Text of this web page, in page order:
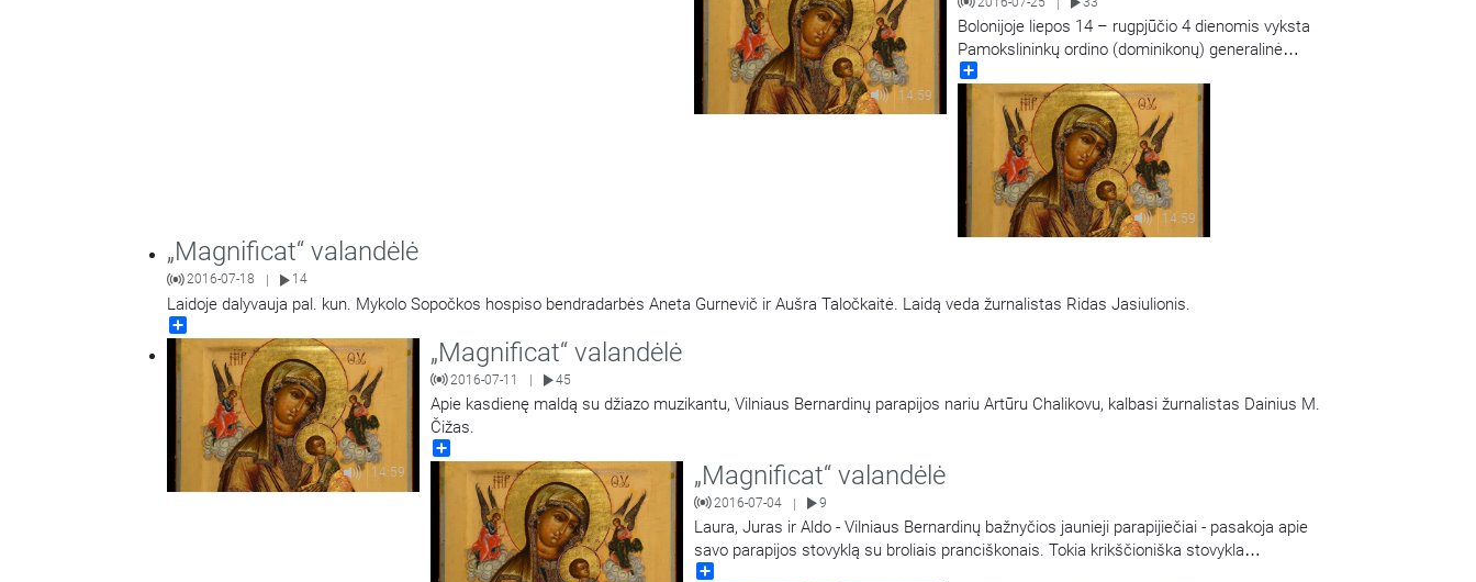
14:59
|
Bolonijoje liepos 14 – rugpjūčio 4 dienomis vyksta
Pamokslininkų ordino (dominikonų) generalinė
kapitula. Į ją susirinkę visame pasaulyje veikiančių
ordino provincijų…
14:59
„Magnificat“ valandėlė
2016-07-18 14
Laidoje dalyvauja pal. kun. Mykolo Sopočkos hospiso bendradarbės Aneta Gurnevič ir Aušra Taločkaitė. Laidą veda žurnalistas Ridas Jasiulionis.
14:59
„Magnificat“ valandėlė
2016-07-11 45
Apie kasdienę maldą su džiazo muzikantu, Vilniaus Bernardinų parapijos nariu Artūru Chalikovu, kalbasi žurnalistas Dainius M.
Čižas.
„Magnificat“ valandėlė
2016-07-04 | 9
Laura, Juras ir Aldo - Vilniaus Bernardinų bažnyčios jaunieji parapijiečiai - pasakoja apie
savo parapijos stovyklą su broliais pranciškonais. Tokia krikščioniška stovykla…